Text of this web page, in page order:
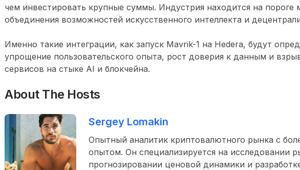
чем инвестировать крупные суммы. Индустрия находится на пороге
объединения возможностей искусственного интеллекта и
Именно такие интеграции, как запуск Mavrik-1 на Hedera, будут
упрощение пользовательского опыта, рост доверия к данным и
сервисов на стыке AI и блокчейна.
About The Hosts
Sergey Lomakin
Опытный аналитик криптовалютного рынка с
опытом. Он специализируется на исследовании
прогнозировании ценовой динамики и